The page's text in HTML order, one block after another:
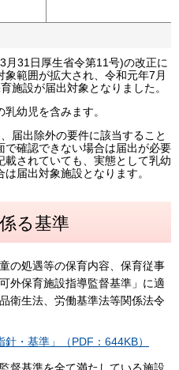
月31日厚生省令第11号)の改正に
範囲が拡大され、令和元年7月
施設が届出対象となりました。
幼児を含みます。
届出除外の要件に該当すること
確認できない場合は届出が必要
載されていても、実態として乳幼
届出対象施設となります。
る基準
の処遇等の保育内容、保育従事
外保育施設指導監督基準」に適
衛生法、労働基準法等関係法令
針・基準」（PDF：644KB）